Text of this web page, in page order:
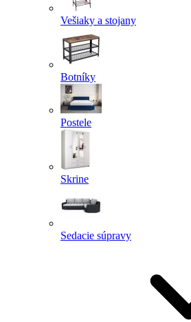
Vešiaky a stojany
Botníky
Postele
Skrine
Sedacie súpravy